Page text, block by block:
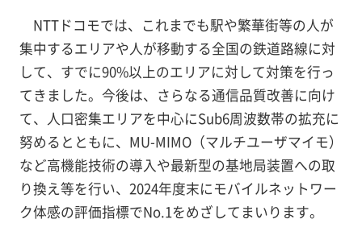
NTTドコモでは、これまでも駅や繁華街等の人が
集中するエリアや人が移動する全国の鉄道路線に対
して、すでに90%以上のエリアに対して対策を行っ
てきました。今後は、さらなる通信品質改善に向け
て、人口密集エリアを中心にSub6周波数帯の拡充に
努めるとともに、MU-MIMO（マルチユーザマイモ）
など高機能技術の導入や最新型の基地局装置への取
り換え等を行い、2024年度末にモバイルネットワー
ク体感の評価指標でNo.1をめざしてまいります。